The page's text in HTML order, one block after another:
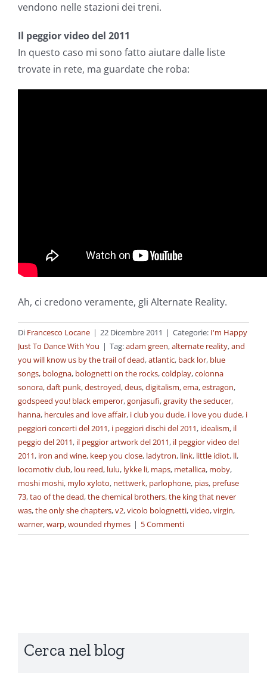
vendono nelle stazioni dei treni.
Il peggior video del 2011
In questo caso mi sono fatto aiutare dalle liste
trovate in rete, ma guardate che roba:
Ah, ci credono veramente, gli Alternate Reality.
Di Francesco Locane | 22 Dicembre 2011 | Categorie: I'm Happy
Just To Dance With You | Tag:adam green,alternate reality,and
you will know us by the trail of dead,atlantic, back lor, blue
songs, bologna, bolognetti on the rocks,coldplay,colonna
sonora,daft punk,destroyed,deus,digitalism,ema,estragon,
godspeed you! black emperor,gonjasufi,gravity the seducer,
hanna, hercules and love affair, i club you dude, i love you dude, i
peggiori concerti del 2011, i peggiori dischi del 2011, idealism, il
peggio del 2011, il peggior artwork del 2011, il peggior video del
2011, iron and wine, keep you close, ladytron, link, little idiot, ll,
locomotiv club, lou reed, lulu, lykke li, maps, metallica, moby,
moshi moshi, mylo xyloto, nettwerk, parlophone, pias, prefuse
73,tao of the dead,the chemical brothers,the king that never
was,the only she chapters,v2,vicolo bolognetti,video,virgin,
warner,warp,wounded rhymes | 5 Commenti
Cerca nel blog